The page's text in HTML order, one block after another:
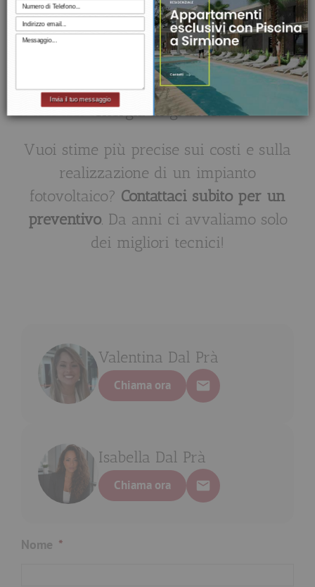
potenti. Risultato? Puoi raggiungere
fino al 90% di autonomia energetica.
Quindi non aver paura di produrre
energia in grande!
Vuoi stime più precise sui costi e sulla
realizzazione di un impianto
fotovoltaico? Contattaci subito per un
preventivo. Da anni ci avvaliamo solo
dei migliori tecnici!
Valentina Dal Prà
Chiama ora
Isabella Dal Prà
Chiama ora
Nome *
Invia il tuo messaggio